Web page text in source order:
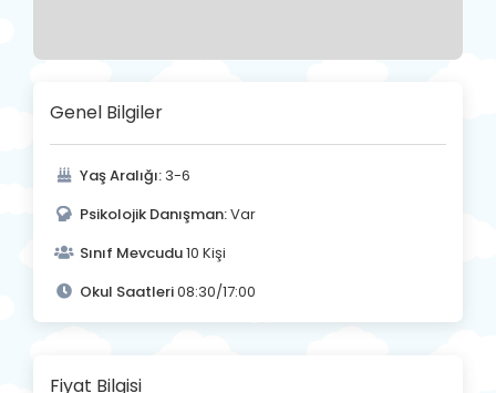
Genel Bilgiler
Yaş Aralığı: 3-6
Psikolojik Danışman:Var
Sınıf Mevcudu10 Kişi
Okul Saatleri08:30/17:00
Fiyat Bilgisi